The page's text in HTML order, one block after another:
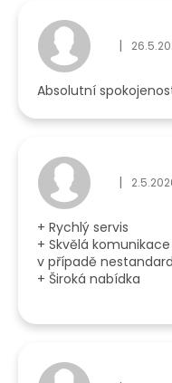
|
Absolutní
|
+ Rychlý servis
+ Skvělá
v případě
+ Široká nabídka